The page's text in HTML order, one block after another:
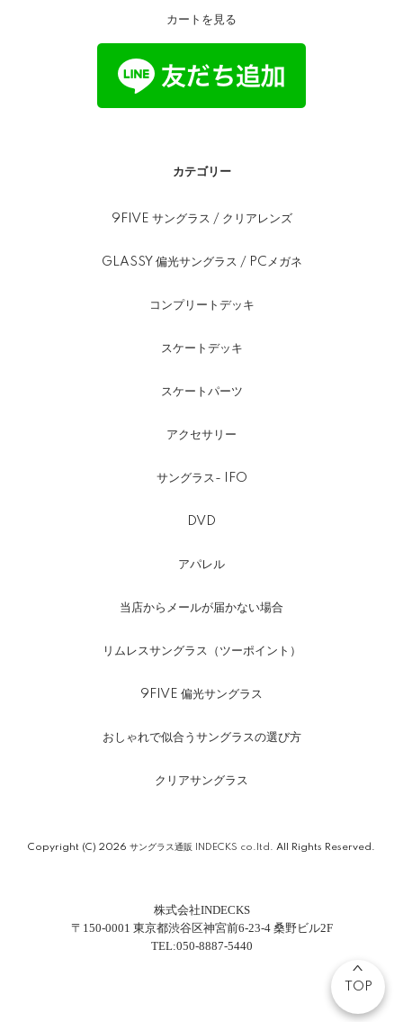
カートを見る
カテゴリー
9FIVE サングラス / クリアレンズ
GLASSY 偏光サングラス / PCメガネ
コンプリートデッキ
スケートデッキ
スケートパーツ
アクセサリー
サングラス- IFO
DVD
アパレル
当店からメールが届かない場合
リムレスサングラス（ツーポイント）
9FIVE 偏光サングラス
おしゃれで似合うサングラスの選び方
クリアサングラス
株式会社INDECKS
〒150-0001 東京都渋谷区神宮前6-23-4 桑野ビル2F
TEL:050-8887-5440
Copyright (C) 2026 サングラス通販 INDECKS co.ltd. All Rights Reserved.
TOP